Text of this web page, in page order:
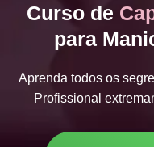
Curso de
para
Aprenda todos os
Profissional